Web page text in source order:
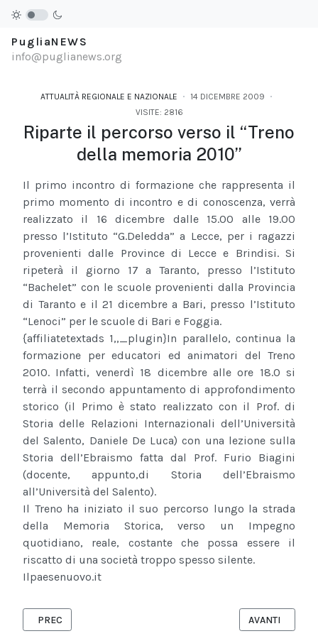
PugliaNEWS
info@puglianews.org
ATTUALITÀ REGIONALE E NAZIONALE
14 DICEMBRE 2009
VISITE: 2816
Riparte il percorso verso il “Treno
della memoria 2010”
Il primo incontro di formazione che rappresenta il
primo momento di incontro e di conoscenza, verrà
realizzato il 16 dicembre dalle 15.00 alle 19.00
presso l’Istituto “G.Deledda” a Lecce, per i ragazzi
provenienti dalle Province di Lecce e Brindisi. Si
ripeterà il giorno 17 a Taranto, presso l’Istituto
“Bachelet” con le scuole provenienti dalla Provincia
di Taranto e il 21 dicembre a Bari, presso l’Istituto
“Lenoci” per le scuole di Bari e Foggia.
{affiliatetextads 1,,_plugin}In parallelo, continua la
formazione per educatori ed animatori del Treno
2010. Infatti, venerdì 18 dicembre alle ore 18.0 si
terrà il secondo appuntamento di approfondimento
storico (il Primo è stato realizzato con il Prof. di
Storia delle Relazioni Internazionali dell’Università
del Salento, Daniele De Luca) con una lezione sulla
Storia dell’Ebraismo fatta dal Prof. Furio Biagini
(docente, appunto,di Storia dell’Ebraismo
all’Università del Salento).
Il Treno ha iniziato il suo percorso lungo la strada
della Memoria Storica, verso un Impegno
quotidiano, reale, costante che possa essere il
riscatto di una società troppo spesso silente.
Ilpaesenuovo.it
ARTICOLO PRECEDENTE: BRINDISI SOTTO ASSEDIO:
PREC ARTICOLO
AVANTI